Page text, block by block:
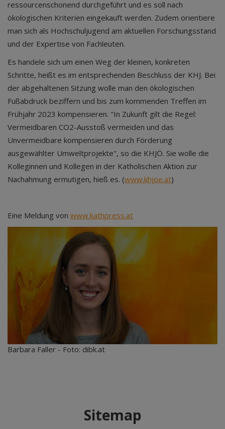
ressourcenschonend durchgeführt und es soll nach
ökologischen Kriterien eingekauft werden. Zudem orientiere
man sich als Hochschuljugend am aktuellen Forschungsstand
und der Expertise von Fachleuten.
Es handele sich um einen Weg der kleinen, konkreten
Schritte, heißt es im entsprechenden Beschluss der KHJ. Bei
der abgehaltenen Sitzung wolle man den ökologischen
Fußabdruck beziffern und bis zum kommenden Treffen im
Frühjahr 2023 kompensieren. "In Zukunft gilt die Regel:
Vermeidbaren CO2-Ausstoß vermeiden und das
Unvermeidbare kompensieren durch Förderung
ausgewählter Umweltprojekte", so die KHJÖ. Sie wolle die
Kolleginnen und Kollegen in der Katholischen Aktion zur
Nachahmung ermutigen, hieß es. (www.khjoe.at)
Eine Meldung von www.kathpress.at
Barbara Faller - Foto: dibk.at
Sitemap